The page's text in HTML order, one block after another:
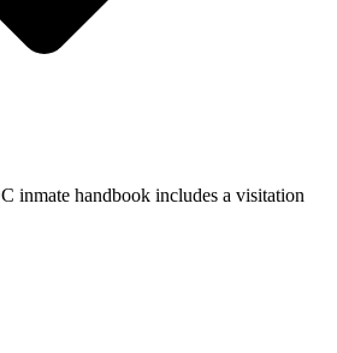
inmate handbook includes a visitation